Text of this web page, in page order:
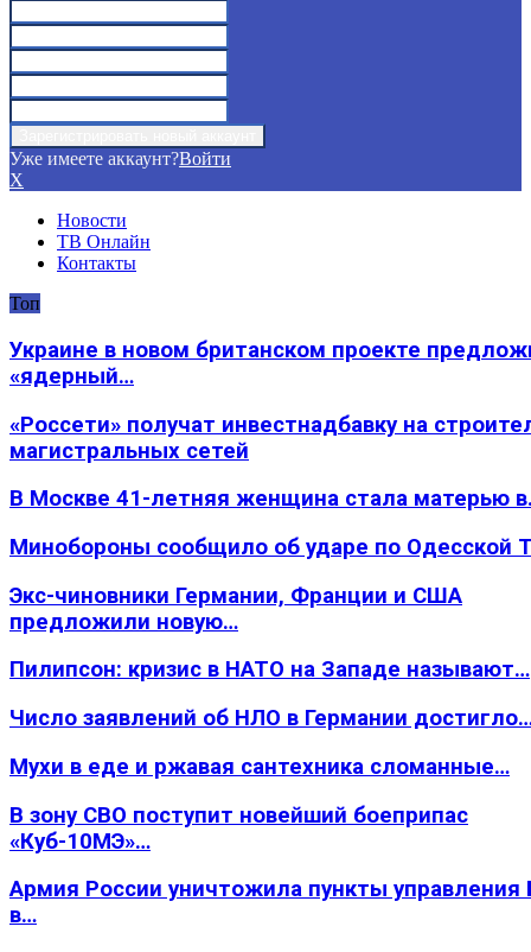
Уже имеете аккаунт?Войти
X
Новости
ТВ Онлайн
Контакты
Топ
Украине в новом британском проекте
«ядерный…
«Россети» получат инвестнадбавку на
магистральных сетей
В Москве 41-летняя женщина стала матерью
Минобороны сообщило об ударе по Одесской
Экс-чиновники Германии, Франции и США
предложили новую…
Пилипсон: кризис в НАТО на Западе называют…
Число заявлений об НЛО в Германии
Мухи в еде и ржавая сантехника сломанные…
В зону СВО поступит новейший боеприпас
«Куб-10МЭ»…
Армия России уничтожила пункты
в…